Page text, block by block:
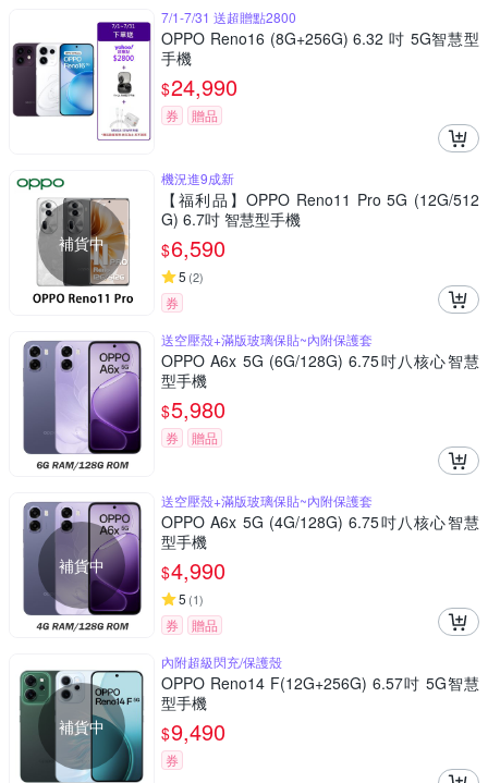
7/1-7/31 送超贈點2800
OPPO Reno16 (8G+256G) 6.32 吋 5G智慧型
手機
$24,990
券 贈品
補貨中
機況進9成新
【福利品】OPPO Reno11 Pro 5G (12G/512
G) 6.7吋 智慧型手機
$6,590
5 (2)
券
送空壓殼+滿版玻璃保貼~內附保護套
OPPO A6x 5G (6G/128G) 6.75吋八核心智慧
型手機
$5,980
券 贈品
補貨中
送空壓殼+滿版玻璃保貼~內附保護套
OPPO A6x 5G (4G/128G) 6.75吋八核心智慧
型手機
$4,990
5 (1)
券 贈品
補貨中
內附超級閃充/保護殼
OPPO Reno14 F(12G+256G) 6.57吋 5G智慧
型手機
$9,490
券